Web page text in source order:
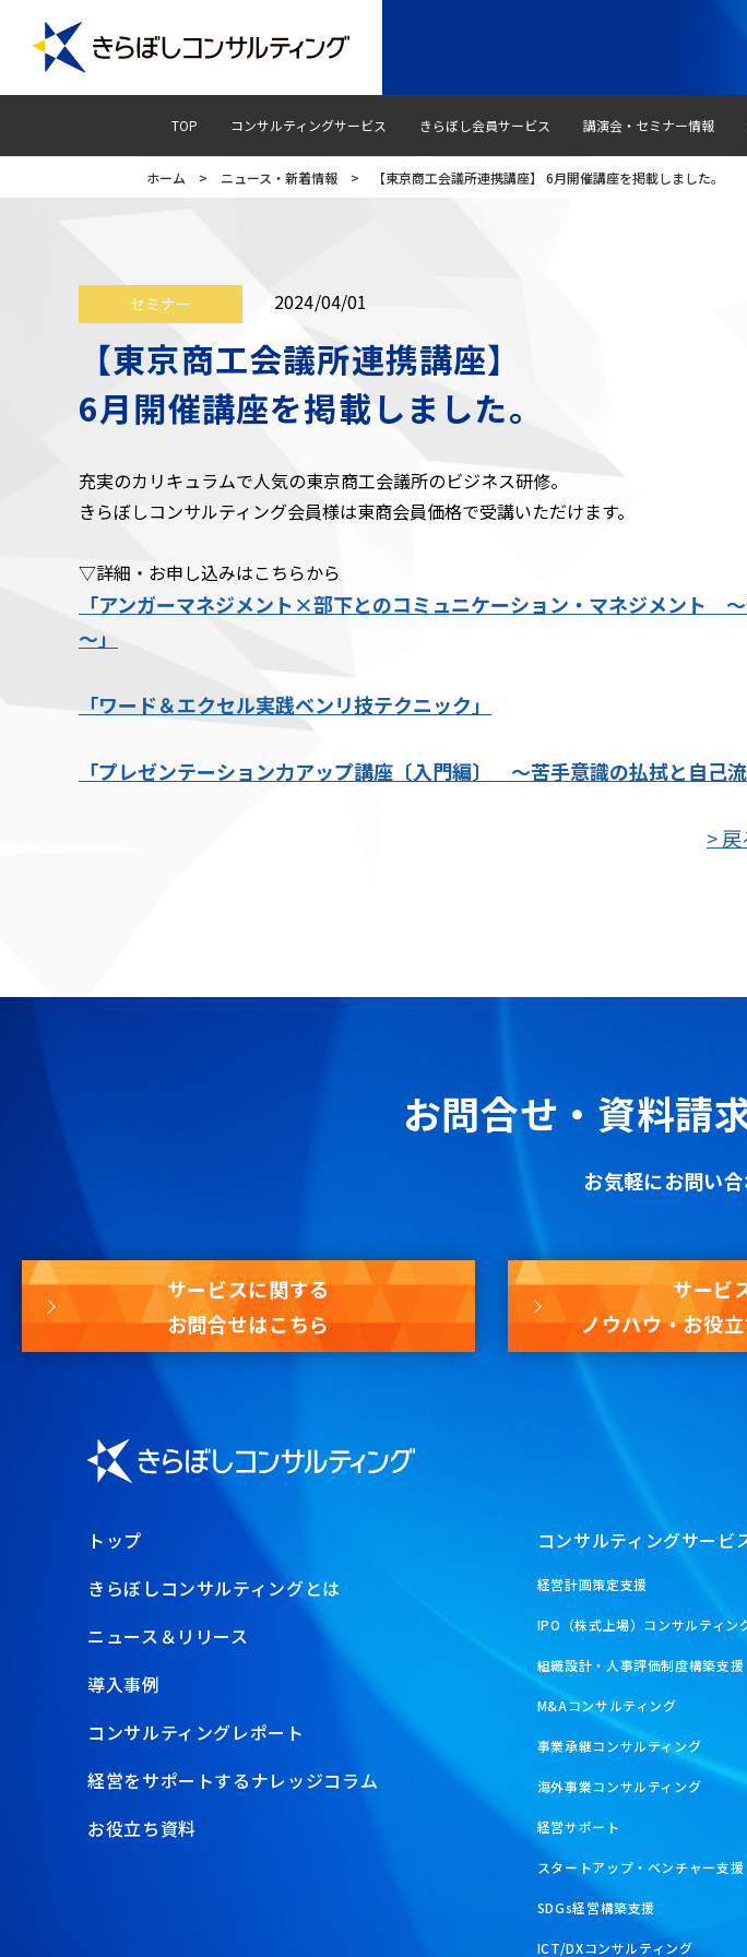
TOP コンサルティングサービス きらぼし会員サービス 講演会・セミナー情報
ホーム > ニュース・新着情報 > 【東京商工会議所連携講座】 6月開催講座を掲載しました。
セミナー 2024/04/01
【東京商工会議所連携講座】
6月開催講座を掲載しました。
充実のカリキュラムで人気の東京商工会議所のビジネス研修。
きらぼしコンサルティング会員様は東商会員価格で受講いただけます。
▽詳細・お申し込みはこちらから
「アンガーマネジメント×部下とのコミュニケーション・マネジメント
～」
「ワード＆エクセル実践ベンリ技テクニック」
「プレゼンテーション力アップ講座〔入門編〕 ～苦手意識の払拭と自己
> 戻
お問合せ・資料請
お気軽にお問い合
サービスに関する
お問合せはこちら
サービ
ノウハウ・お役
トップ
きらぼしコンサルティングとは
ニュース＆リリース
導入事例
コンサルティングレポート
経営をサポートするナレッジコラム
お役立ち資料
コンサルティングサービ
経営計画策定支援
IPO（株式上場）コンサルティン
組織設計・人事評価制度構築支援
M&Aコンサルティング
事業承継コンサルティング
海外事業コンサルティング
経営サポート
スタートアップ・ベンチャー支援
SDGs経営構築支援
ICT/DXコンサルティング